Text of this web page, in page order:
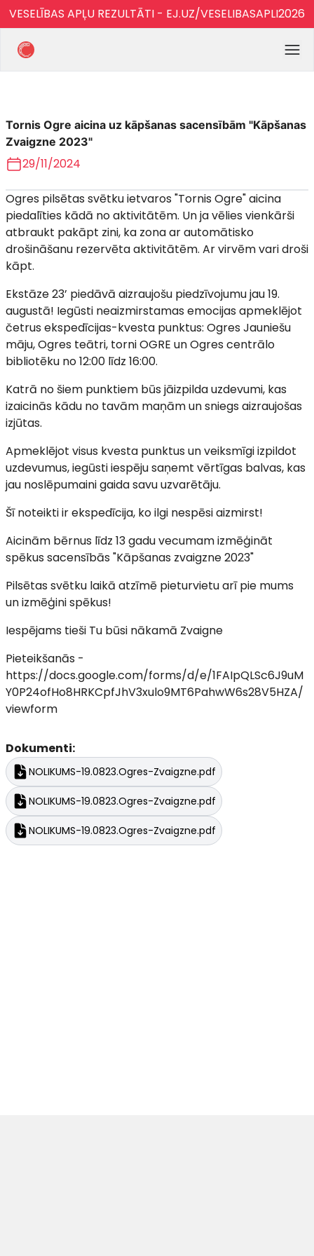
VESELĪBAS APĻU REZULTĀTI - EJ.UZ/VESELIBASAPLI2026
Tornis Ogre aicina uz kāpšanas sacensībām "Kāpšanas
Zvaigzne 2023"
29/11/2024
Ogres pilsētas svētku ietvaros "Tornis Ogre" aicina
piedalīties kādā no aktivitātēm. Un ja vēlies vienkārši
atbraukt pakāpt zini, ka zona ar automātisko
drošināšanu rezervēta aktivitātēm. Ar virvēm vari droši
kāpt.
Ekstāze 23’ piedāvā aizraujošu piedzīvojumu jau 19.
augustā! Iegūsti neaizmirstamas emocijas apmeklējot
četrus ekspedīcijas-kvesta punktus: Ogres Jauniešu
māju, Ogres teātri, torni OGRE un Ogres centrālo
bibliotēku no 12:00 līdz 16:00.
Katrā no šiem punktiem būs jāizpilda uzdevumi, kas
izaicinās kādu no tavām maņām un sniegs aizraujošas
izjūtas.
Apmeklējot visus kvesta punktus un veiksmīgi izpildot
uzdevumus, iegūsti iespēju saņemt vērtīgas balvas, kas
jau noslēpumaini gaida savu uzvarētāju.
Šī noteikti ir ekspedīcija, ko ilgi nespēsi aizmirst!
Aicinām bērnus līdz 13 gadu vecumam izmēģināt
spēkus sacensībās "Kāpšanas zvaigzne 2023"
Pilsētas svētku laikā atzīmē pieturvietu arī pie mums
un izmēģini spēkus!
Iespējams tieši Tu būsi nākamā Zvaigne
Pieteikšanās -
https://docs.google.com/forms/d/e/1FAIpQLSc6J9uM
Y0P24ofHo8HRKCpfJhV3xulo9MT6PahwW6s28V5HZA/
viewform
Dokumenti:
NOLIKUMS-19.0823.Ogres-Zvaigzne.pdf
NOLIKUMS-19.0823.Ogres-Zvaigzne.pdf
NOLIKUMS-19.0823.Ogres-Zvaigzne.pdf